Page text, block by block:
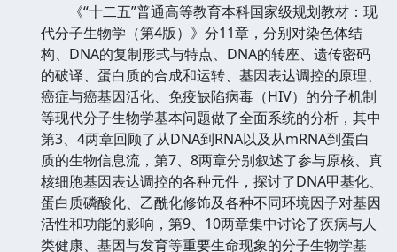
《“十二五”普通高等教育本科国家级规划教材：现
代分子生物学（第4版）》分11章，分别对染色体结
构、DNA的复制形式与特点、DNA的转座、遗传密码
的破译、蛋白质的合成和运转、基因表达调控的原理、
癌症与癌基因活化、免疫缺陷病毒（HIV）的分子机制
等现代分子生物学基本问题做了全面系统的分析，其中
第3、4两章回顾了从DNA到RNA以及从mRNA到蛋白
质的生物信息流，第7、8两章分别叙述了参与原核、真
核细胞基因表达调控的各种元件，探讨了DNA甲基化、
蛋白质磷酸化、乙酰化修饰及各种不同环境因子对基因
活性和功能的影响，第9、10两章集中讨论了疾病与人
类健康、基因与发育等重要生命现象的分子生物学基